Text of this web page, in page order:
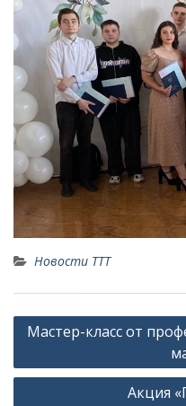
Новости ТТТ
Навигация
записям
Мастер-класс от
Акция